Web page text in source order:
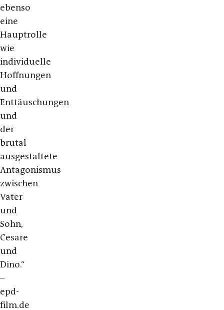
ebenso
eine
Hauptrolle
wie
individuelle
Hoffnungen
und
Enttäuschungen
und
der
brutal
ausgestaltete
Antagonismus
zwischen
Vater
und
Sohn,
Cesare
und
Dino.“
–
epd-
film.de